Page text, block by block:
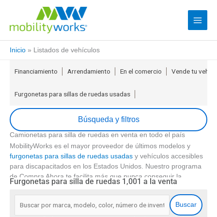
Inicio » Listados de vehículos
Financiamiento Arrendamiento En el comercio Vende tu
Furgonetas para sillas de ruedas usadas
Búsqueda y filtros
Código Postal actualización
Precio Min.
Precio Max.
Camionetas para silla de ruedas en venta en todo el país
MobilityWorks es el mayor proveedor de últimos modelos y
furgonetas para sillas de ruedas usadas y vehículos accesibles
para discapacitados en los Estados Unidos. Nuestro programa
de Compra Ahora te facilita más que nunca conseguir la
solución adecuada. Simplemente selecciónala, cómprala,
disfrútala y si no es la adecuada para ti, devuélvela en 5 días.
Consobre lugares 90, ofrecemos financiamiento sin
Furgonetas para silla de ruedas 1,001 a la venta
Buscar